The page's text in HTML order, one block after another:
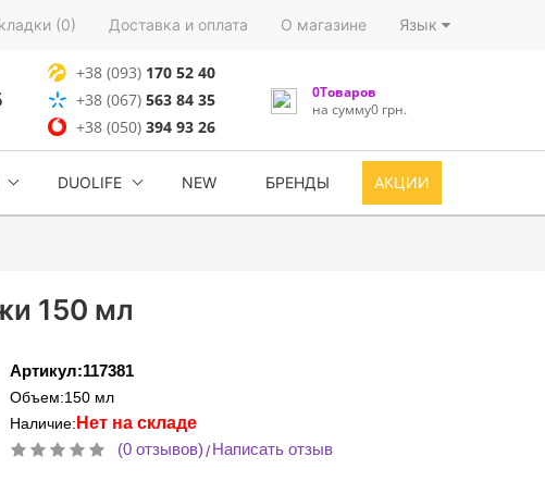
(0) Доставка и оплата О магазине Язык
+38 (093) 170 52 40
+38 (067) 563 84 35
+38 (050)394 93 26
0Товаров
на сумму0 грн.
DUOLIFE NEW БРЕНДЫ АКЦИИ
150 мл
Артикул:117381
Объем:150 мл
Наличие: Нет на складе
(0 отзывов)/Написать отзыв